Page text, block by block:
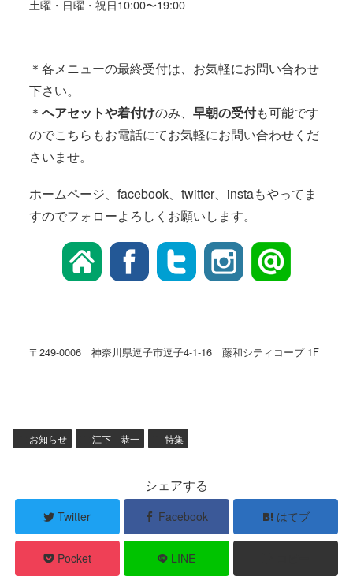
土曜・日曜・祝日10:00〜19:00
＊各メニューの最終受付は、お気軽にお問い合わせ
下さい。
＊ ヘアセットや着付けのみ、 早朝の受付も可能です
のでこちらもお電話にてお気軽にお問い合わせくだ
さいませ。
ホームページ、facebook、twitter、instaもやってま
すのでフォローよろしくお願いします。
〒249-0006 神奈川県逗子市逗子4-1-16 藤和シティコープ 1F
お知らせ 江下 恭一 特集
シェアする
Twitter Facebook はてブ
Pocket LINE